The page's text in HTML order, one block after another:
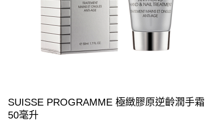
SUISSE PROGRAMME 極緻膠原逆齡潤手霜
50毫升